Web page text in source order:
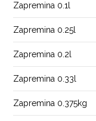
Zapremina 0.1l
Zapremina 0.25l
Zapremina 0.2l
Zapremina 0.33l
Zapremina 0.375kg